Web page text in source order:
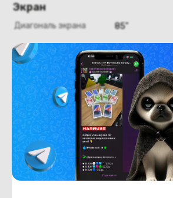
Экран
Диагональ экрана 85"
Конструкция
Цвет черный
Похожие товары